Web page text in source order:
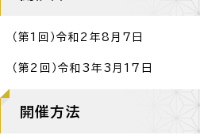
（第1回）令和2年8月7日
（第2回）令和3年3月17日
開催方法